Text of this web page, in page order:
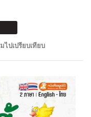
ไปเปรียบเทียบ